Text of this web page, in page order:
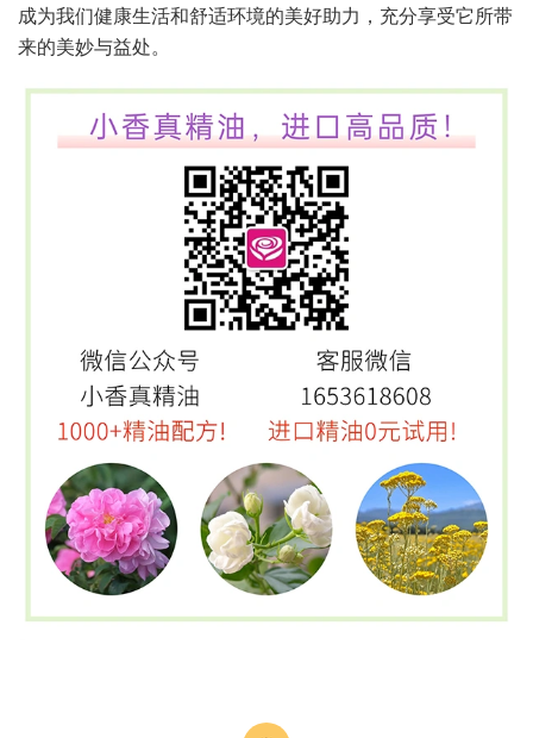
成为我们健康生活和舒适环境的美好助力，充分享受它所带
来的美妙与益处。